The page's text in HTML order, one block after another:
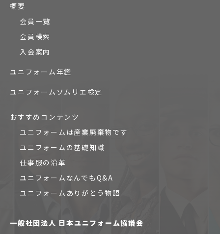
概要
会員一覧
会員検索
入会案内
ユニフォーム年鑑
ユニフォームソムリエ検定
おすすめコンテンツ
ユニフォームは産業廃棄物です
ユニフォームの基礎知識
仕事服の沿革
ユニフォームなんでもQ&A
ユニフォームありがとう物語
一般社団法人 日本ユニフォーム協議会